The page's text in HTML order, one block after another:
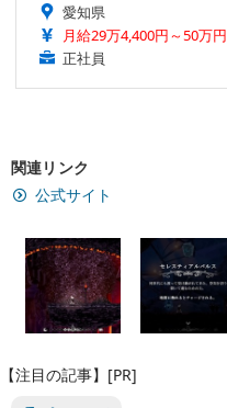
愛知県
月給29万4,400円～50万円
正社員
関連リンク
公式サイト
【注目の記事】[PR]